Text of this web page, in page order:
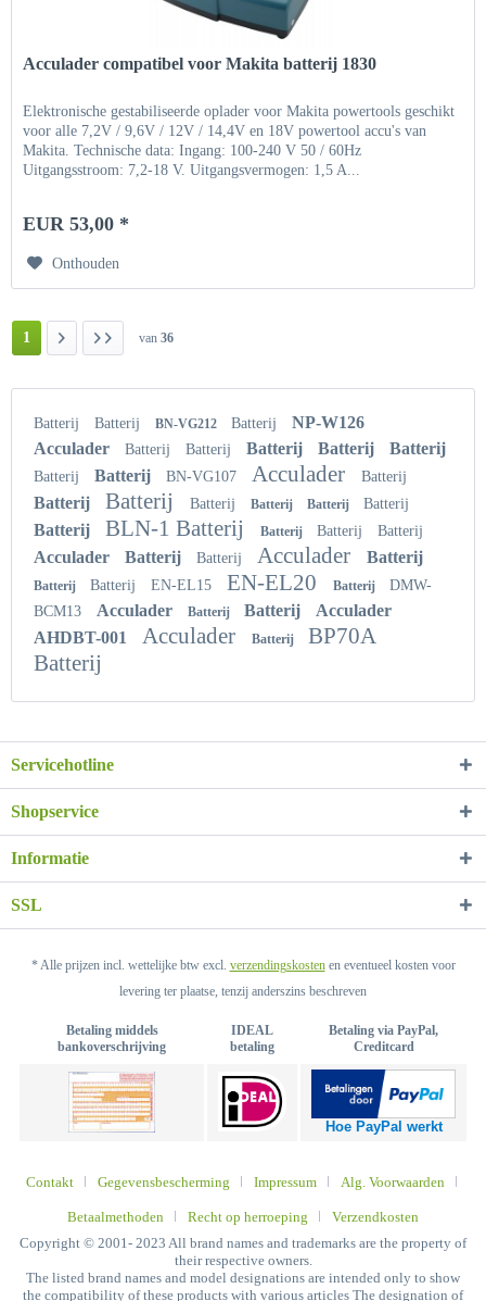
Acculader compatibel voor Makita batterij 1830
Elektronische gestabiliseerde oplader voor Makita powertools geschikt
voor alle 7,2V / 9,6V / 12V / 14,4V en 18V powertool accu's van
Makita. Technische data: Ingang: 100-240 V 50 / 60Hz
Uitgangsstroom: 7,2-18 V. Uitgangsvermogen: 1,5 A...
EUR 53,00 *
Onthouden
1 van 36
Batterij Batterij BN-VG212 Batterij
NP-W126
Acculader
Batterij Batterij Batterij Batterij Batterij
Batterij Batterij BN-VG107 Acculader Batterij
Batterij Batterij Batterij Batterij Batterij Batterij
Batterij BLN-1 Batterij Batterij Batterij Batterij
Acculader Batterij Batterij Acculader Batterij
Batterij Batterij EN-EL15 EN-EL20 Batterij
DMW-
BCM13
Acculader Batterij Batterij
Acculader
AHDBT-001
Acculader Batterij
BP70A
Batterij
Servicehotline
Shopservice
Informatie
SSL
* Alle prijzen incl. wettelijke btw excl. verzendingskostenen eventueel kosten voor
levering ter plaatse, tenzij anderszins beschreven
Betaling middels
bankoverschrijving
IDEAL
betaling
Betaling via PayPal,
Creditcard
Hoe PayPal werkt
Contakt Gegevensbescherming Impressum Alg. Voorwaarden
Betaalmethoden Recht op herroeping
Verzendkosten
Copyright © 2001- 2023 All brand names and trademarks are the property of
their respective owners.
The listed brand names and model designations are intended only to show
the compatibility of these products with various articles The designation of